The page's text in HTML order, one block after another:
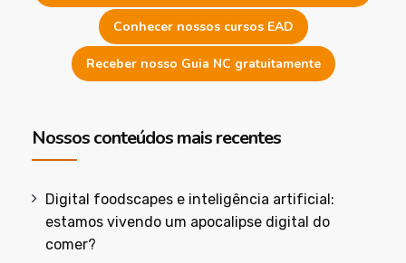
Conhecer nossos cursos EAD
Receber nosso Guia NC gratuitamente
Nossos conteúdos mais recentes
Digital foodscapes e inteligência artificial:
estamos vivendo um apocalipse digital do
comer?